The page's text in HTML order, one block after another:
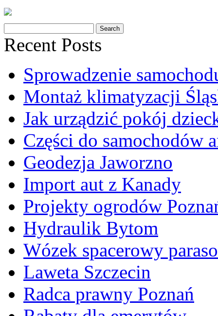
Recent Posts
Sprowadzenie
Montaż klimatyzacji
Jak urządzić pokój
Części do samochodów
Geodezja Jaworzno
Import aut z Kanady
Projekty ogrodów
Hydraulik Bytom
Wózek spacerowy
Laweta Szczecin
Radca prawny Poznań